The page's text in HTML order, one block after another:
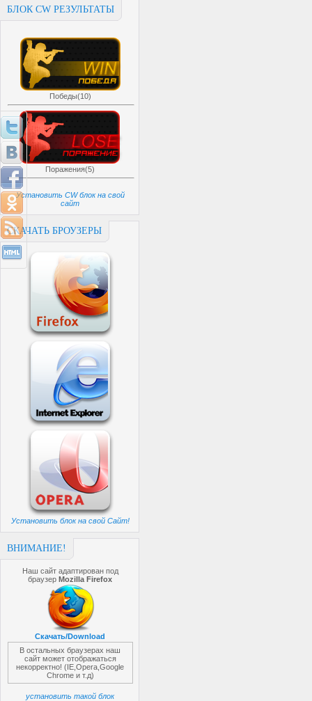
БЛОК CW РЕЗУЛЬТАТЫ
Победы(10)
Поражения(5)
Установить CW блок на свой
сайт
СКАЧАТЬ БРОУЗЕРЫ
Установить блок на свой Сайт!
ВНИМАНИЕ!
Наш сайт адаптирован под
браузерMozilla Firefox
Скачать/Download
В остальных браузерах наш
сайт может отображаться
некорректно! (IE,Opera,Google
Chrome и т.д)
установить такой блок